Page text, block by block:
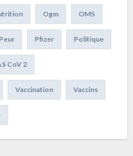
Ogm OMS
Peur Pfizer Politique
CoV 2
Vaccination Vaccins